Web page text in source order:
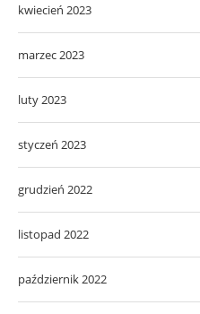
kwiecień 2023
marzec 2023
luty 2023
styczeń 2023
grudzień 2022
listopad 2022
październik 2022